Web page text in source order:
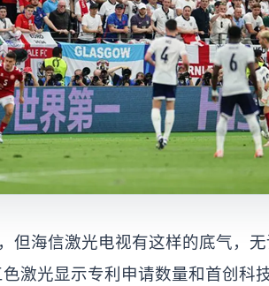
但海信激光电视有这样的底气，
激光显示专利申请数量和首创科